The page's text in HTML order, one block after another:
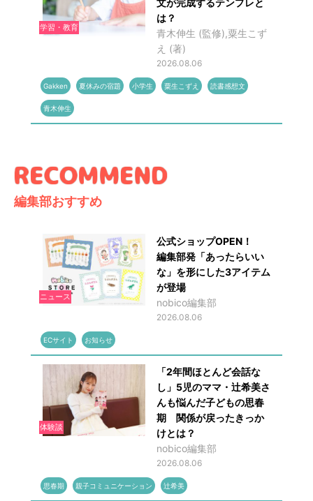
学習・教育
文が完成するテンプレと
は？
青木伸生 (監修),粟生こず
え (著)
2026.08.06
Gakken 夏休みの宿題 小学生 粟生こずえ 読書感想文
青木伸生
編集部おすすめ
ニュース
公式ショップOPEN！
編集部発「あったらいい
な」を形にした3アイテム
が登場
nobico編集部
2026.08.06
ECサイト お知らせ
体験談
「2年間ほとんど会話な
し」5児のママ・辻希美さ
んも悩んだ子どもの思春
期 関係が戻ったきっか
けとは？
nobico編集部
2026.08.06
思春期 親子コミュニケーション 辻希美